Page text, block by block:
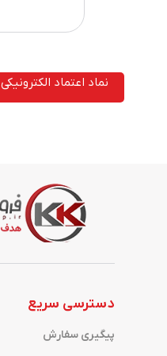
نماد اعتماد الکترونیکی
دسترسی سریع
پیگیری سفارش